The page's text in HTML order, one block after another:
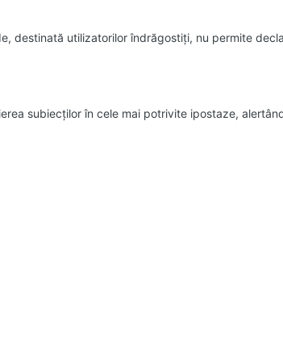
destinată utilizatorilor îndrăgostiţi, nu permite
subiecţilor în cele mai potrivite ipostaze,